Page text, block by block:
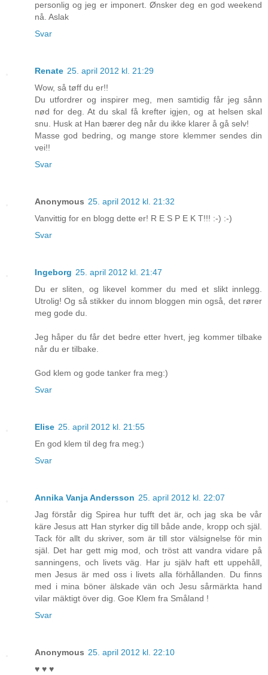
personlig og jeg er imponert. Ønsker deg en god weekend
nå. Aslak
Svar
Renate 25. april 2012 kl. 21:29
Wow, så tøff du er!!
Du utfordrer og inspirer meg, men samtidig får jeg sånn
nød for deg. At du skal få krefter igjen, og at helsen skal
snu. Husk at Han bærer deg når du ikke klarer å gå selv!
Masse god bedring, og mange store klemmer sendes din
vei!!
Svar
Anonymous 25. april 2012 kl. 21:32
Vanvittig for en blogg dette er! R E S P E K T!!! :-) :-)
Svar
Ingeborg 25. april 2012 kl. 21:47
Du er sliten, og likevel kommer du med et slikt innlegg.
Utrolig! Og så stikker du innom bloggen min også, det rører
meg gode du.
Jeg håper du får det bedre etter hvert, jeg kommer tilbake
når du er tilbake.
God klem og gode tanker fra meg:)
Svar
Elise 25. april 2012 kl. 21:55
En god klem til deg fra meg:)
Svar
Annika Vanja Andersson 25. april 2012 kl. 22:07
Jag förstår dig Spirea hur tufft det är, och jag ska be vår
käre Jesus att Han styrker dig till både ande, kropp och själ.
Tack för allt du skriver, som är till stor välsignelse för min
själ. Det har gett mig mod, och tröst att vandra vidare på
sanningens, och livets väg. Har ju själv haft ett uppehåll,
men Jesus är med oss i livets alla förhållanden. Du finns
med i mina böner älskade vän och Jesu sårmärkta hand
vilar mäktigt över dig. Goe Klem fra Småland !
Svar
Anonymous 25. april 2012 kl. 22:10
♥ ♥ ♥